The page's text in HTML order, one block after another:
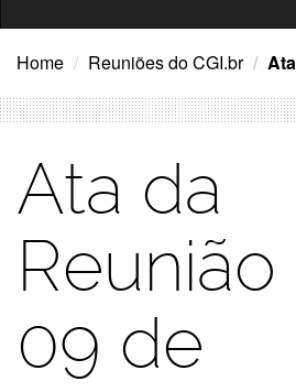
Home Reuniões do CGI.br
Ata da
09 de